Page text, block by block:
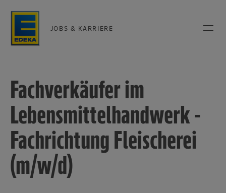
JOBS & KARRIERE
Fachverkäufer im
Lebensmittelhandwerk -
Fachrichtung Fleischerei
(m/w/d)